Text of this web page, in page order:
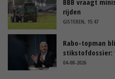
rijden
GISTEREN, 15:47
Rabo-topman
stikstofdossier:
blijft cruciaal’
04-08-2026